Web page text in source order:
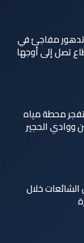
تدهور مفاجئ في
تصل إلى أوجها
محطة مياه
ووادي الحجير
خلال